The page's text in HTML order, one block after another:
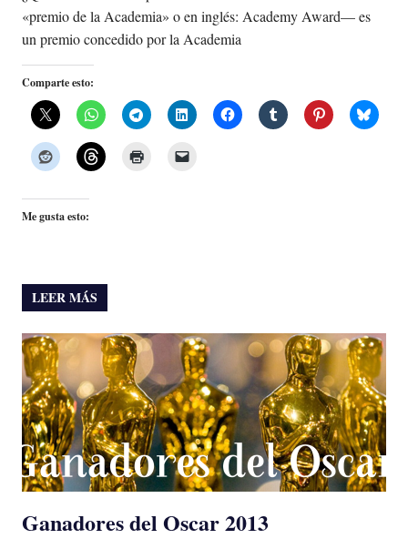
«premio de la Academia» o en inglés: Academy Award— es
un premio concedido por la Academia
Comparte esto:
Me gusta esto:
LEER MÁS
Ganadores del Oscar 2013